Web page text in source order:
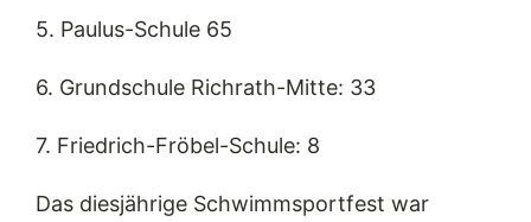
5. Paulus-Schule 65
6. Grundschule Richrath-Mitte: 33
7. Friedrich-Fröbel-Schule: 8
Das diesjährige Schwimmsportfest war